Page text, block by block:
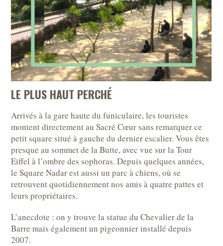
LE PLUS HAUT PERCHÉ
Arrivés à la gare haute du funiculaire, les touristes
montent directement au Sacré Cœur sans remarquer ce
petit square situé à gauche du dernier escalier. Vous êtes
presque au sommet de la Butte, avec vue sur la Tour
Eiffel à l’ombre des sophoras. Depuis quelques années,
le Square Nadar est aussi un parc à chiens, où se
retrouvent quotidiennement nos amis à quatre pattes et
leurs propriétaires.
L’anecdote : on y trouve la statue du Chevalier de la
Barre mais également un pigeonnier installé depuis
2007.